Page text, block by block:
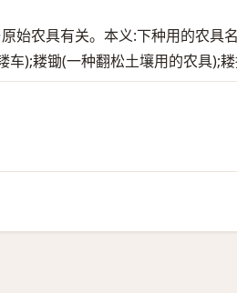
始农具有关。本义:下种用的农具
);耧锄(一种翻松土壤用的农具);